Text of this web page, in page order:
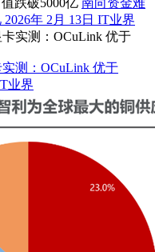
南向资金难
2026年 2月 13日 IT业界
测：OCuLink 优于
业界